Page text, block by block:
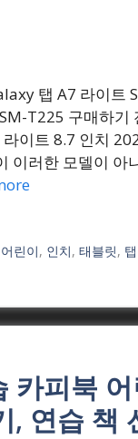
탭 A7 라이트
T225 구매하기
이트 8.7 인치
이러한 모델이 아
어린이, 인치,태블릿, 탭
카피북
, 연습 책